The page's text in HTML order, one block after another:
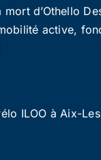
d’Othello
active,
ILOO à Aix-